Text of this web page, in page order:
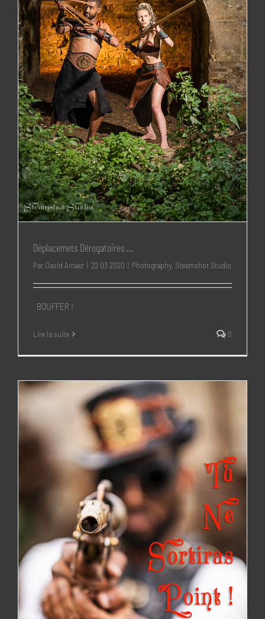
Déplacemets Dérogatoires …
Par David Arraez | 22 03 2020 | Photography, Steamshot Studio
BOUFFER !
Lire la suite 0